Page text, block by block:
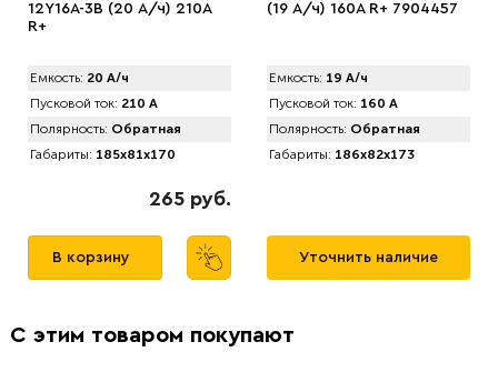
12Y16A-3B (20 А/ч) 210A
R+
Емкость: 20 А/ч
Пусковой ток: 210 А
Полярность: Обратная
Габариты: 185x81x170
265 руб.
В корзину
(19 А/ч) 160A R+ 7904457
Емкость: 19 А/ч
Пусковой ток: 160 А
Полярность: Обратная
Габариты: 186x82x173
Уточнить наличие
С этим товаром покупают